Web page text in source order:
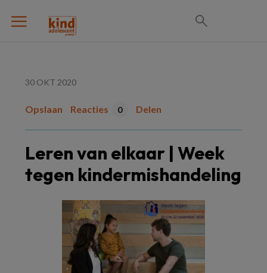
30 OKT 2020
Opslaan Reacties 0 Delen
Leren van elkaar | Week
tegen kindermishandeling